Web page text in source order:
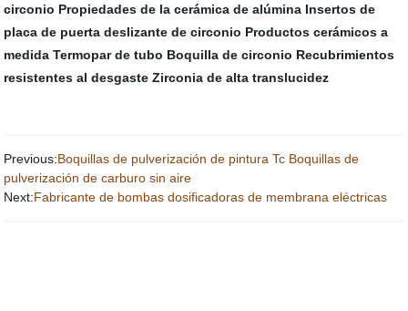
circonio Propiedades de la cerámica de alúmina Insertos de
placa de puerta deslizante de circonio Productos cerámicos a
medida Termopar de tubo Boquilla de circonio Recubrimientos
resistentes al desgaste Zirconia de alta translucidez
Previous:Boquillas de pulverización de pintura Tc Boquillas de
pulverización de carburo sin aire
Next:Fabricante de bombas dosificadoras de membrana eléctricas